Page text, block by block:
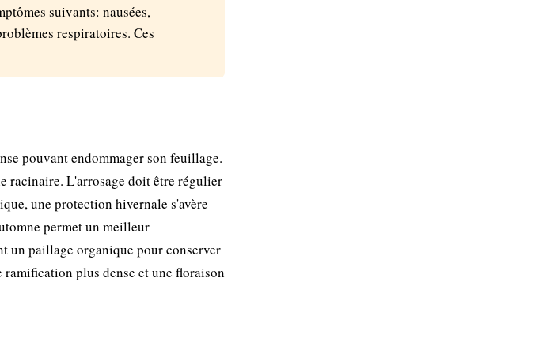
suivants: nausées,
respiratoires. Ces
pouvant endommager son feuillage.
racinaire. L'arrosage doit être régulier
une protection hivernale s'avère
permet un meilleur
un paillage organique pour conserver
plus dense et une floraison